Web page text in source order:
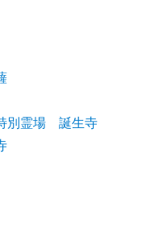
別霊場 誕生寺